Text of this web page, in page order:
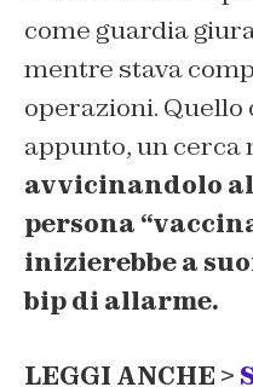
come guardia
mentre stava
operazioni. Quello
appunto, un cerca
avvicinandolo
persona
inizierebbe a
bip di allarme.
LEGGI ANCHE >